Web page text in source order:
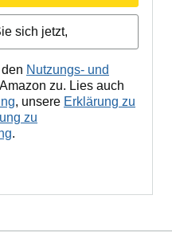
sich jetzt,
Nutzungs- und
zu. Lies auch
, unsere Erklärung zu
zu
.